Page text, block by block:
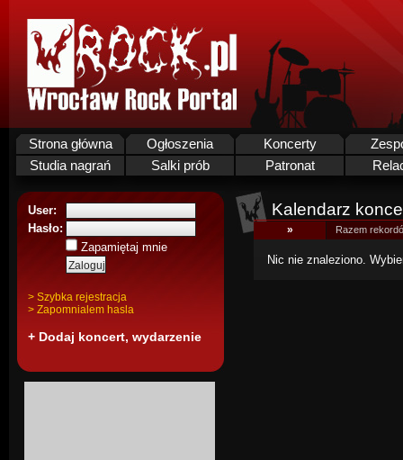
Strona główna Ogłoszenia Koncerty
Studia nagrań
Salki prób Patronat
User:
Hasło:
Zapamiętaj mnie
> Szybka rejestracja
> Zapomnialem hasla
+ Dodaj koncert, wydarzenie
Kalendarz
» Razem
Nic nie znaleziono.